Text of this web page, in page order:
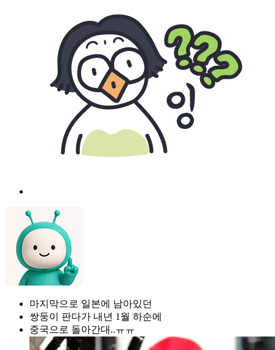
마지막으로 일본에 남아있던
쌍둥이 판다가 내년 1월 하순에
중국으로 돌아간대..ㅠㅠ